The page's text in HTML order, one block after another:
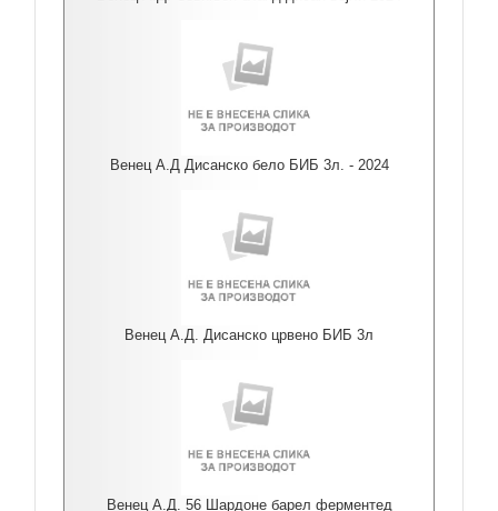
Венец А.Д Дисанско бело БИБ 3л. - 2024
Венец А.Д. Дисанско црвено БИБ 3л
Венец А.Д. 56 Шардоне барел ферментед